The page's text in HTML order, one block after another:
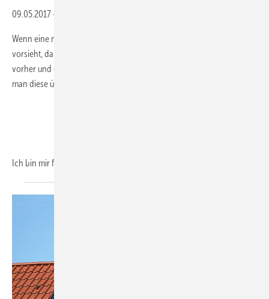
09.05.2017 -
Wenn eine neue Norm eine Verschärfung alter Bestimmungen
vorsieht, dann wird erstmal gejammert. Wie schön war es doch
vorher und gereicht hat es allemal. Und man kann kaum fassen, wie
man diese überzogenen Forderungen überhaupt umsetzen soll.
Ich bin mir fast